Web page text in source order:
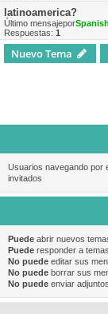
latinoamerica?
Último mensajepor
Respuestas: 1
Nuevo Tema
Usuarios navegando por
invitados
Puede abrir nuevos
Puede responder a
No puede editar sus
No puede borrar sus
No puede enviar